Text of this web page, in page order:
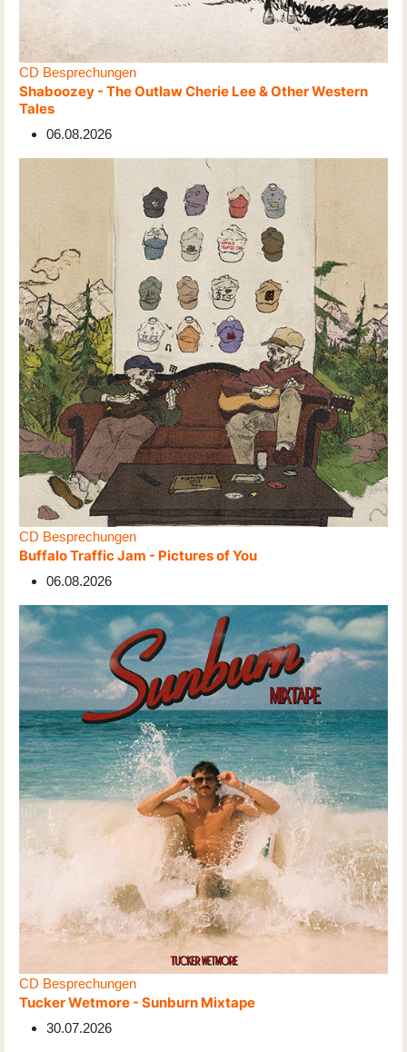
CD Besprechungen
Shaboozey - The Outlaw Cherie Lee & Other Western
Tales
06.08.2026
CD Besprechungen
Buffalo Traffic Jam - Pictures of You
06.08.2026
CD Besprechungen
Tucker Wetmore - Sunburn Mixtape
30.07.2026